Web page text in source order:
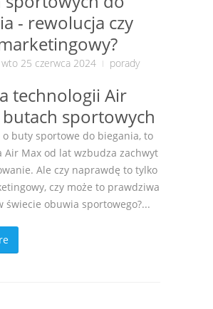
- rewolucja czy
wto 25 czerwca 2024 porady
technologii Air
sportowych
o buty sportowe do biegania, to
Air Max od lat wzbudza zachwyt
Ale czy naprawdę to tylko
czy może to prawdziwa
świecie obuwia sportowego?...